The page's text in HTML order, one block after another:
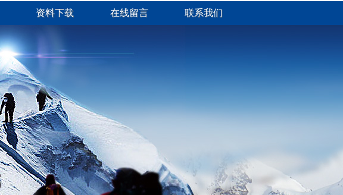
资料下载 在线留言 联系我们